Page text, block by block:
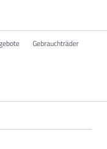
Gebrauchträder